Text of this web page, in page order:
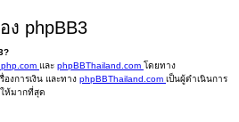
ง phpBB3
และ phpBBThailand.com โดยทาง
งการเงิน และทาง phpBBThailand.com เป็นผู้ดำเนินการ
ห้มากที่สุด